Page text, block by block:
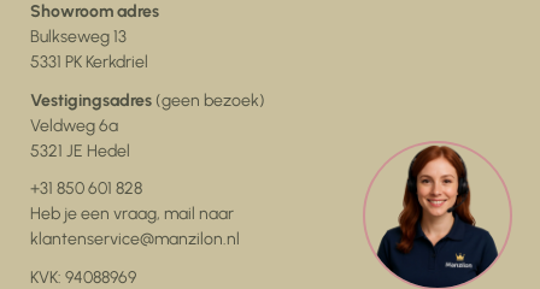
Showroom adres
Bulkseweg 13
5331 PK Kerkdriel
Vestigingsadres (geen bezoek)
Veldweg 6a
5321 JE Hedel
+31 850 601 828
Heb je een vraag, mail naar
klantenservice@manzilon.nl
KVK: 94088969